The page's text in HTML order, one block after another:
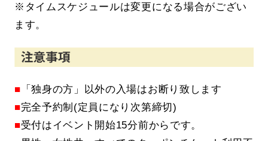
※タイムスケジュールは変更になる場合がござい
ます。
■ 「独身の方」以外の入場はお断り致します
■完全予約制(定員になり次第締切)
■受付はイベント開始15分前からです。